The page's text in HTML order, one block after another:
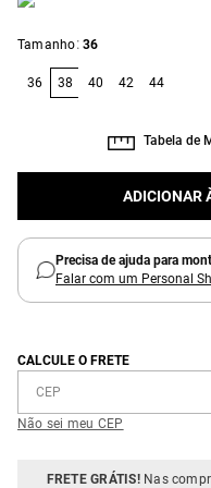
Tamanho: 36
36 38 40 42 44
Tabela de
ADICIONAR
Precisa de ajuda para
Falar com um Personal
CALCULE O FRETE
Não sei meu CEP
FRETE GRÁTIS!Nas